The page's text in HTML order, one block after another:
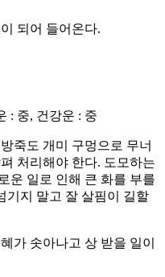
되어 들어온다.
: 중, 건강운 : 중
죽도 개미 구멍으로 무너
처리해야 한다. 도모하는
운 일로 인해 큰 화를 부를
기지 말고 잘 살핌이 길할
가 솟아나고 상 받을 일이